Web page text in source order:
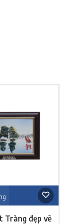
Tràng đẹp vẽ